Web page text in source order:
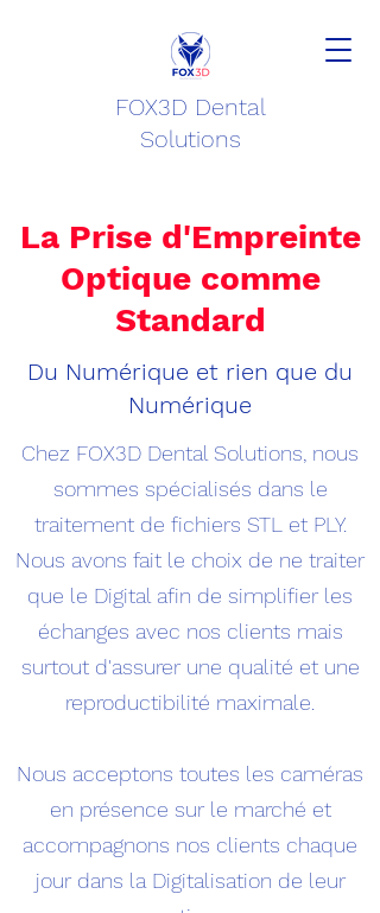
FOX3D Dental
Solutions
La Prise d'Empreinte
Optique comme
Standard
Du Numérique et rien que du
Numérique
Chez FOX3D Dental Solutions, nous
sommes spécialisés dans le
traitement de fichiers STL et PLY.
Nous avons fait le choix de ne traiter
que le Digital afin de simplifier les
échanges avec nos clients mais
surtout d'assurer une qualité et une
reproductibilité maximale.
Nous acceptons toutes les caméras
en présence sur le marché et
accompagnons nos clients chaque
jour dans la Digitalisation de leur